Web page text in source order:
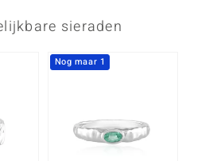
sieraden
Nog maar 1